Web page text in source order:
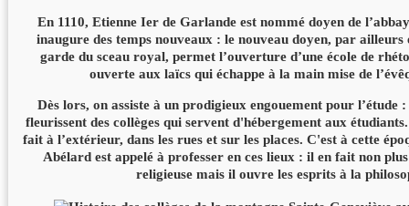
En 1110, Etienne Ier de Garlande est nommé doyen de
inaugure des temps nouveaux : le nouveau doyen, par ailleurs
garde du sceau royal, permet l’ouverture d’une école de
ouverte aux laïcs qui échappe à la main mise de
Dès lors, on assiste à un prodigieux engouement pour
fleurissent des collèges qui servent d'hébergement aux
fait à l’extérieur, dans les rues et sur les places. C'est à cette
Abélard est appelé à professer en ces lieux : il en fait non
religieuse mais il ouvre les esprits à la